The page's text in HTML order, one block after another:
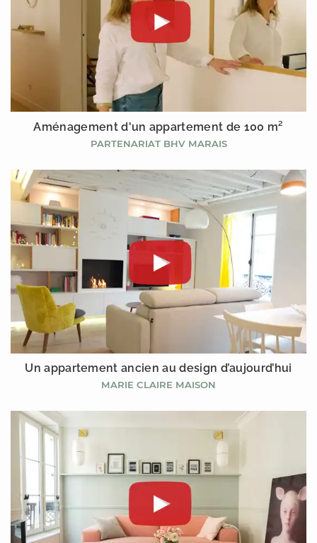
Aménagement d'un appartement de 100 m²
PARTENARIAT BHV MARAIS
Un appartement ancien au design d’aujourd’hui
MARIE CLAIRE MAISON